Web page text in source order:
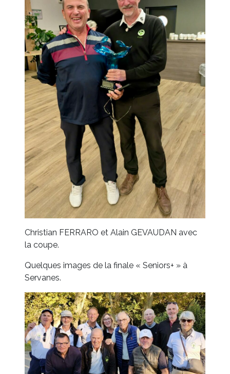
Christian FERRARO et Alain GEVAUDAN avec
la coupe.
Quelques images de la finale « Seniors+ » à
Servanes.